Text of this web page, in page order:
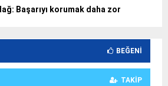
Başarıyı korumak daha zor
BEĞENI
TAKIP